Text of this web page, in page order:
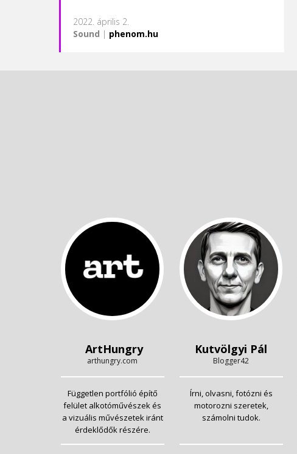
2022. április 2.
Sound | phenom.hu
ArtHungry
arthungry.com
Független portfólió építő
felület alkotóművészek és
a vizuális művészetek iránt
érdeklődők részére.
Kutvölgyi Pál
Blogger42
Írni, olvasni, fotózni és
motorozni szeretek,
számolni tudok.